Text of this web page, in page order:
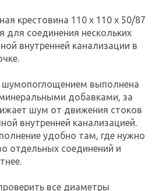
крестовина 110 х 110 х 50/87
для соединения нескольких
внутренней канализации в
выполнена
добавками, за
шум от движения стоков
внутренней канализацией.
удобно там, где нужно
отдельных соединений и
все диаметры